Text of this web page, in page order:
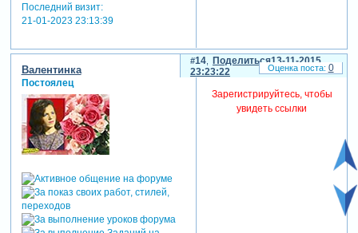
Последний визит:
21-01-2023 23:13:39
Поделиться
14
13-11-2015
23:23:22
Валентинка
Постоялец
Зарегистрируйтесь, чтобы
увидеть ссылки
0